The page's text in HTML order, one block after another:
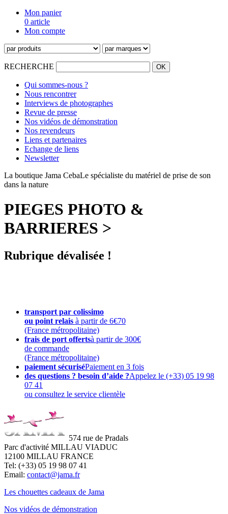
Mon panier
0 article
Mon compte
RECHERCHE
Qui sommes-nous ?
Nous rencontrer
Interviews de photographes
Revue de presse
Nos vidéos de démonstration
Nos revendeurs
Liens et partenaires
Echange de liens
Newsletter
La boutique Jama CebaLe spécialiste du matériel de prise de son
dans la nature
PIEGES PHOTO &
BARRIERES >
Rubrique dévalisée !
transport par colissimo
ou point relais à partir de 6€70
(France métropolitaine)
frais de port offertsà partir de 300€
de commande
(France métropolitaine)
paiement sécuriséPaiement en 3 fois
des questions ? besoin d’aide ?Appelez le (+33) 05 19 98
07 41
ou consultez le service clientèle
574 rue de Pradals
Parc d'activité MILLAU VIADUC
12100 MILLAU FRANCE
Tel: (+33) 05 19 98 07 41
Email: contact@jama.fr
Les chouettes cadeaux de Jama
Nos vidéos de démonstration